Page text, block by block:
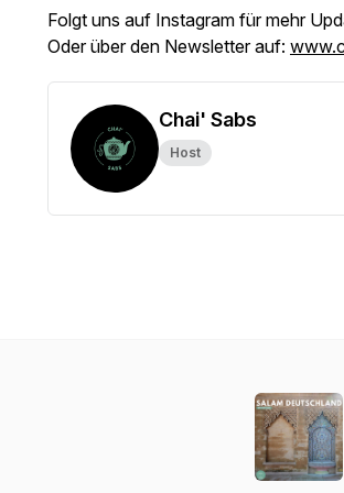
Folgt uns auf Instagram für mehr
Oder über den Newsletter auf:
Chai' Sabs
Host